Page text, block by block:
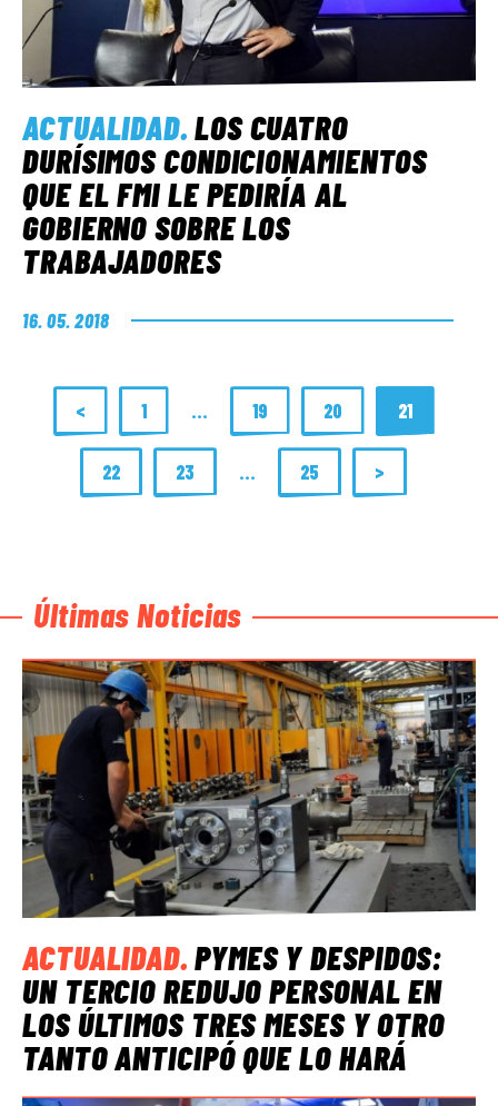
ACTUALIDAD.LOS CUATRO
DURÍSIMOS CONDICIONAMIENTOS
QUE EL FMI LE PEDIRÍA AL
GOBIERNO SOBRE LOS
TRABAJADORES
16. 05. 2018
< 1 … 19 20 21
22 23 … 25 >
Últimas Noticias
ACTUALIDAD.PYMES Y DESPIDOS:
UN TERCIO REDUJO PERSONAL EN
LOS ÚLTIMOS TRES MESES Y OTRO
TANTO ANTICIPÓ QUE LO HARÁ